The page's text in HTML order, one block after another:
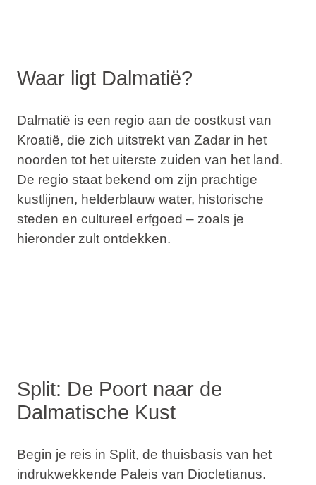
Waar ligt Dalmatië?
Dalmatië is een regio aan de oostkust van
Kroatië, die zich uitstrekt van Zadarin het
noorden tot het uiterste zuiden van het land.
De regio staat bekend om zijn prachtige
kustlijnen, helderblauw water, historische
steden en cultureel erfgoed – zoals je
hieronder zult ontdekken.
Split: De Poort naar de
Dalmatische Kust
Begin je reis in Split, de thuisbasis van het
indrukwekkende Paleis van Diocletianus.